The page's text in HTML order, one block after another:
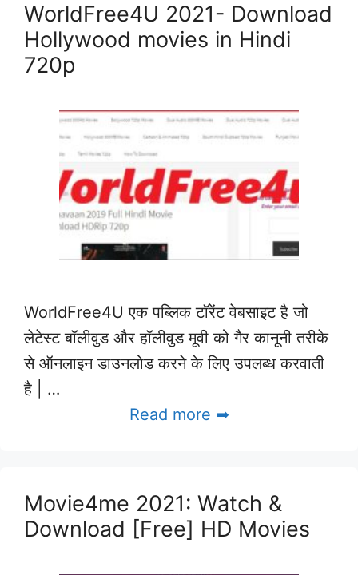
WorldFree4U 2021- Download
Hollywood movies in Hindi
720p
WorldFree4U एक पब्लिक टॉरेंट वेबसाइट है जो
लेटेस्ट बॉलीवुड और हॉलीवुड मूवी को गैर कानूनी तरीके
से ऑनलाइन डाउनलोड करने के लिए उपलब्ध करवाती
है | …
Read more ➡
Movie4me 2021: Watch &
Download [Free] HD Movies